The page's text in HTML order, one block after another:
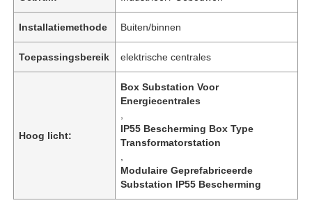
Installatiemethode Buiten/binnen
Toepassingsbereik elektrische centrales
Hoog licht:
Box Substation Voor
Energiecentrales
IP55 Bescherming Box Type
Transformatorstation
Modulaire Geprefabriceerde
Substation IP55 Bescherming